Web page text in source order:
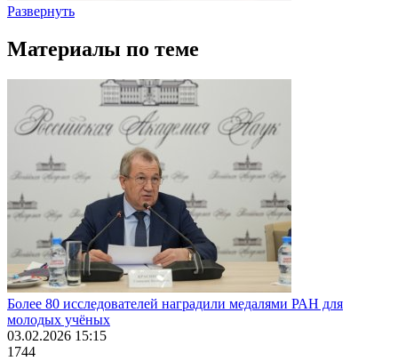
Развернуть
Материалы по теме
Более 80 исследователей наградили медалями РАН для
молодых учёных
03.02.2026 15:15
1744